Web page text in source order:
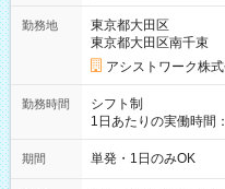
勤務地
東京都大田区
東京都大田区南千束
アシストワーク株
勤務時間
シフト制
1日あたりの実働時間
勤務 勤務：月・水・金 休み：
可能です！ ※1日あたりの最大実働時間は日勤、夜勤共に勤務し
期間 単発・1日のみOK